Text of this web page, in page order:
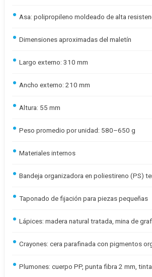
Asa: polipropileno moldeado de alta
Dimensiones aproximadas del maletín
Largo externo: 310 mm
Ancho externo: 210 mm
Altura: 55 mm
Peso promedio por unidad: 580–650 g
Materiales internos
Bandeja organizadora en poliestireno (PS)
Taponado de fijación para piezas pequeñas
Lápices: madera natural tratada, mina de
Crayones: cera parafinada con pigmentos
Plumones: cuerpo PP, punta fibra 2 mm,